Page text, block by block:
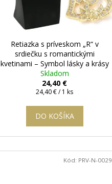
Retiazka s príveskom „R“ v
srdiečku s romantickými
kvetinami – Symbol lásky a krásy
+ darčeková krabička zadarmo
Skladom
24,40 €
Jednotková
24,40 € / 1 ks
DO KOŠÍKA
Kód: PRV-N-0029